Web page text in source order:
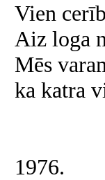
Vien
Aiz loga
Mēs
ka katra
1976.